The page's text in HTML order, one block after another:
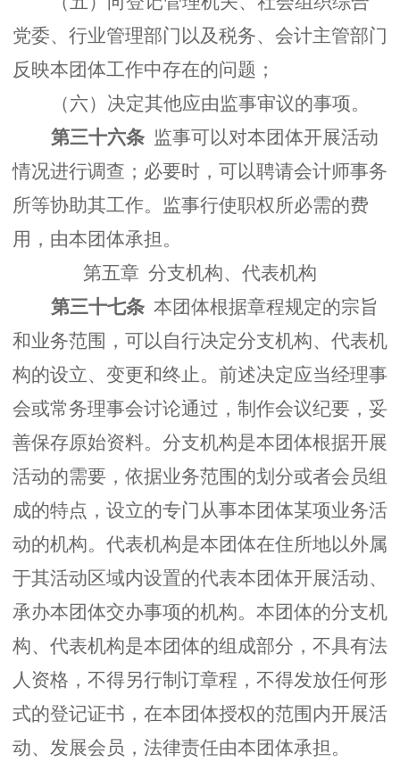
党委、行业管理部门以及税务、会计主管部门
反映本团体工作中存在的问题；
（六）决定其他应由监事审议的事项。
第三十六条 监事可以对本团体开展活动
情况进行调查；必要时，可以聘请会计师事务
所等协助其工作。监事行使职权所必需的费
用，由本团体承担。
第五章 分支机构、代表机构
第三十七条 本团体根据章程规定的宗旨
和业务范围，可以自行决定分支机构、代表机
构的设立、变更和终止。前述决定应当经理事
会或常务理事会讨论通过，制作会议纪要，妥
善保存原始资料。分支机构是本团体根据开展
活动的需要，依据业务范围的划分或者会员组
成的特点，设立的专门从事本团体某项业务活
动的机构。代表机构是本团体在住所地以外属
于其活动区域内设置的代表本团体开展活动、
承办本团体交办事项的机构。本团体的分支机
构、代表机构是本团体的组成部分，不具有法
人资格，不得另行制订章程，不得发放任何形
式的登记证书，在本团体授权的范围内开展活
动、发展会员，法律责任由本团体承担。